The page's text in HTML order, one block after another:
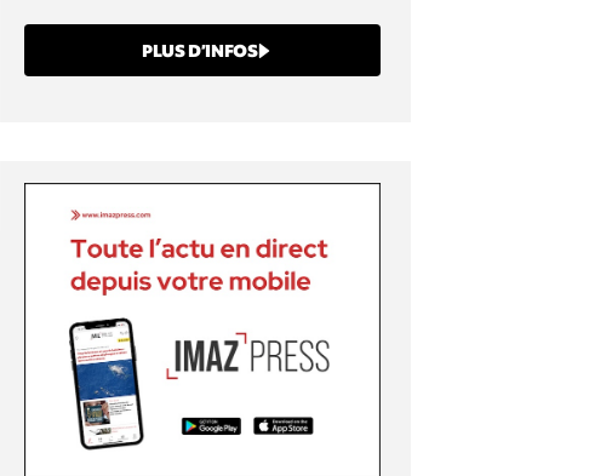
PLUS D’INFOS